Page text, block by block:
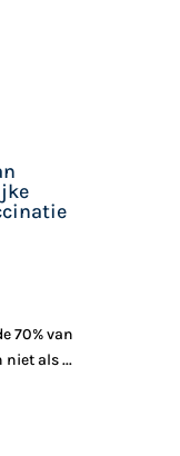
70% van
als ...